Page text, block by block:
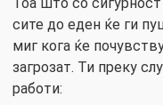
сите до еден ќе ги
миг кога ќе
загрозат. Ти преку
работи: